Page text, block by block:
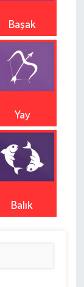
Başak
Yay
Balık